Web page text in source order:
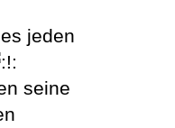
jeden
seine